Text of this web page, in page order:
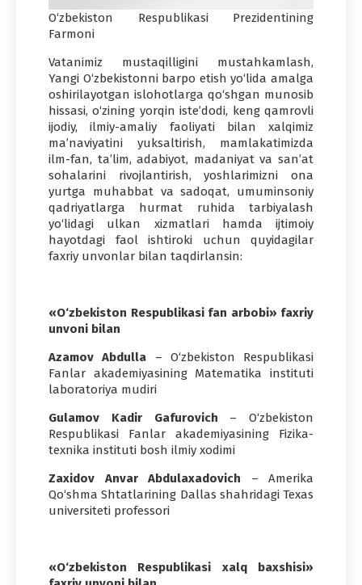
O‘zbekiston Respublikasi Prezidentining
Farmoni
Vatanimiz mustaqilligini mustahkamlash,
Yangi O‘zbekistonni barpo etish yo‘lida amalga
oshirilayotgan islohotlarga qo‘shgan munosib
hissasi, o‘zining yorqin iste’dodi, keng qamrovli
ijodiy, ilmiy-amaliy faoliyati bilan xalqimiz
ma’naviyatini yuksaltirish, mamlakatimizda
ilm-fan, ta’lim, adabiyot, madaniyat va san’at
sohalarini rivojlantirish, yoshlarimizni ona
yurtga muhabbat va sadoqat, umuminsoniy
qadriyatlarga hurmat ruhida tarbiyalash
yo‘lidagi ulkan xizmatlari hamda ijtimoiy
hayotdagi faol ishtiroki uchun quyidagilar
faxriy unvonlar bilan taqdirlansin:
«O‘zbekiston Respublikasi fan arbobi» faxriy
unvoni bilan
Azamov Abdulla – O‘zbekiston Respublikasi
Fanlar akademiyasining Matematika instituti
laboratoriya mudiri
Gulamov Kadir Gafurovich – O‘zbekiston
Respublikasi Fanlar akademiyasining Fizika-
texnika instituti bosh ilmiy xodimi
Zaxidov Anvar Abdulaxadovich – Amerika
Qo‘shma Shtatlarining Dallas shahridagi Texas
universiteti professori
«O‘zbekiston Respublikasi xalq baxshisi»